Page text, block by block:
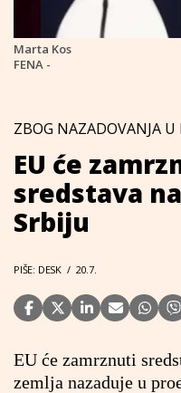
Marta Kos
FENA -
ZBOG NAZADOVANJA U
EU će
sredstava
Srbiju
PIŠE: DESK / 20.7.
EU će zamrznuti
zemlja nazaduje u